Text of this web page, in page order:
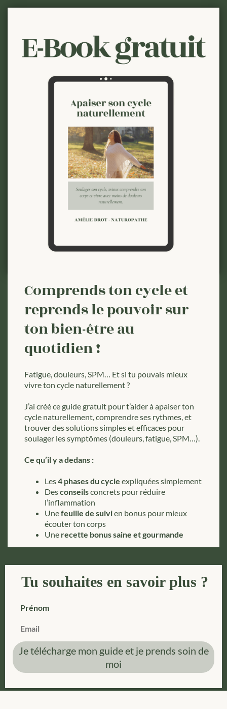
Comprends ton cycle et
reprends le pouvoir sur
ton bien-être au
quotidien !
Fatigue, douleurs, SPM… Et si tu pouvais mieux
vivre ton cycle naturellement ?
J’ai créé ce guide gratuit pour t’aider à apaiser ton
cycle naturellement, comprendre ses rythmes, et
trouver des solutions simples et efficaces pour
soulager les symptômes (douleurs, fatigue, SPM…).
Ce qu’il y a dedans :
Les4 phases du cycle expliquées simplement
Desconseilsconcrets pour réduire
l’inflammation
Unefeuille de suivien bonus pour mieux
écouter ton corps
Une recette bonus saine et gourmande
Tu souhaites en savoir plus ?
Prénom
Email
Je télécharge mon guide et je prends soin de
moi